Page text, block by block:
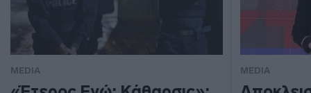
MEDIA MEDIA